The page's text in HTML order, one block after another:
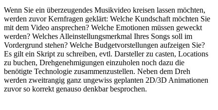
Wenn Sie ein überzeugendes Musikvideo kreisen lassen möchten,
werden zuvor Kernfragen geklärt: Welche Kundschaft möchten Sie
mit dem Video ansprechen? Welche Emotionen müssen geweckt
werden? Welches Alleinstellungsmerkmal Ihres Songs soll im
Vordergrund stehen? Welche Budgetvorstellungen aufzeigen Sie?
Es gilt ein Skript zu schreiben, evtl. Darsteller zu casten, Locations
zu buchen, Drehgenehmigungen einzuholen noch dazu die
benötigte Technologie zusammenzustellen. Neben dem Dreh
werden zweitrangig ganz ungewiss geplanten 2D/3D Animationen
zuvor so korrekt genauso denkbar besprochen.